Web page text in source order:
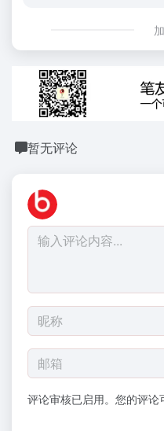
暂无评论
评论审核已启用。您的评论